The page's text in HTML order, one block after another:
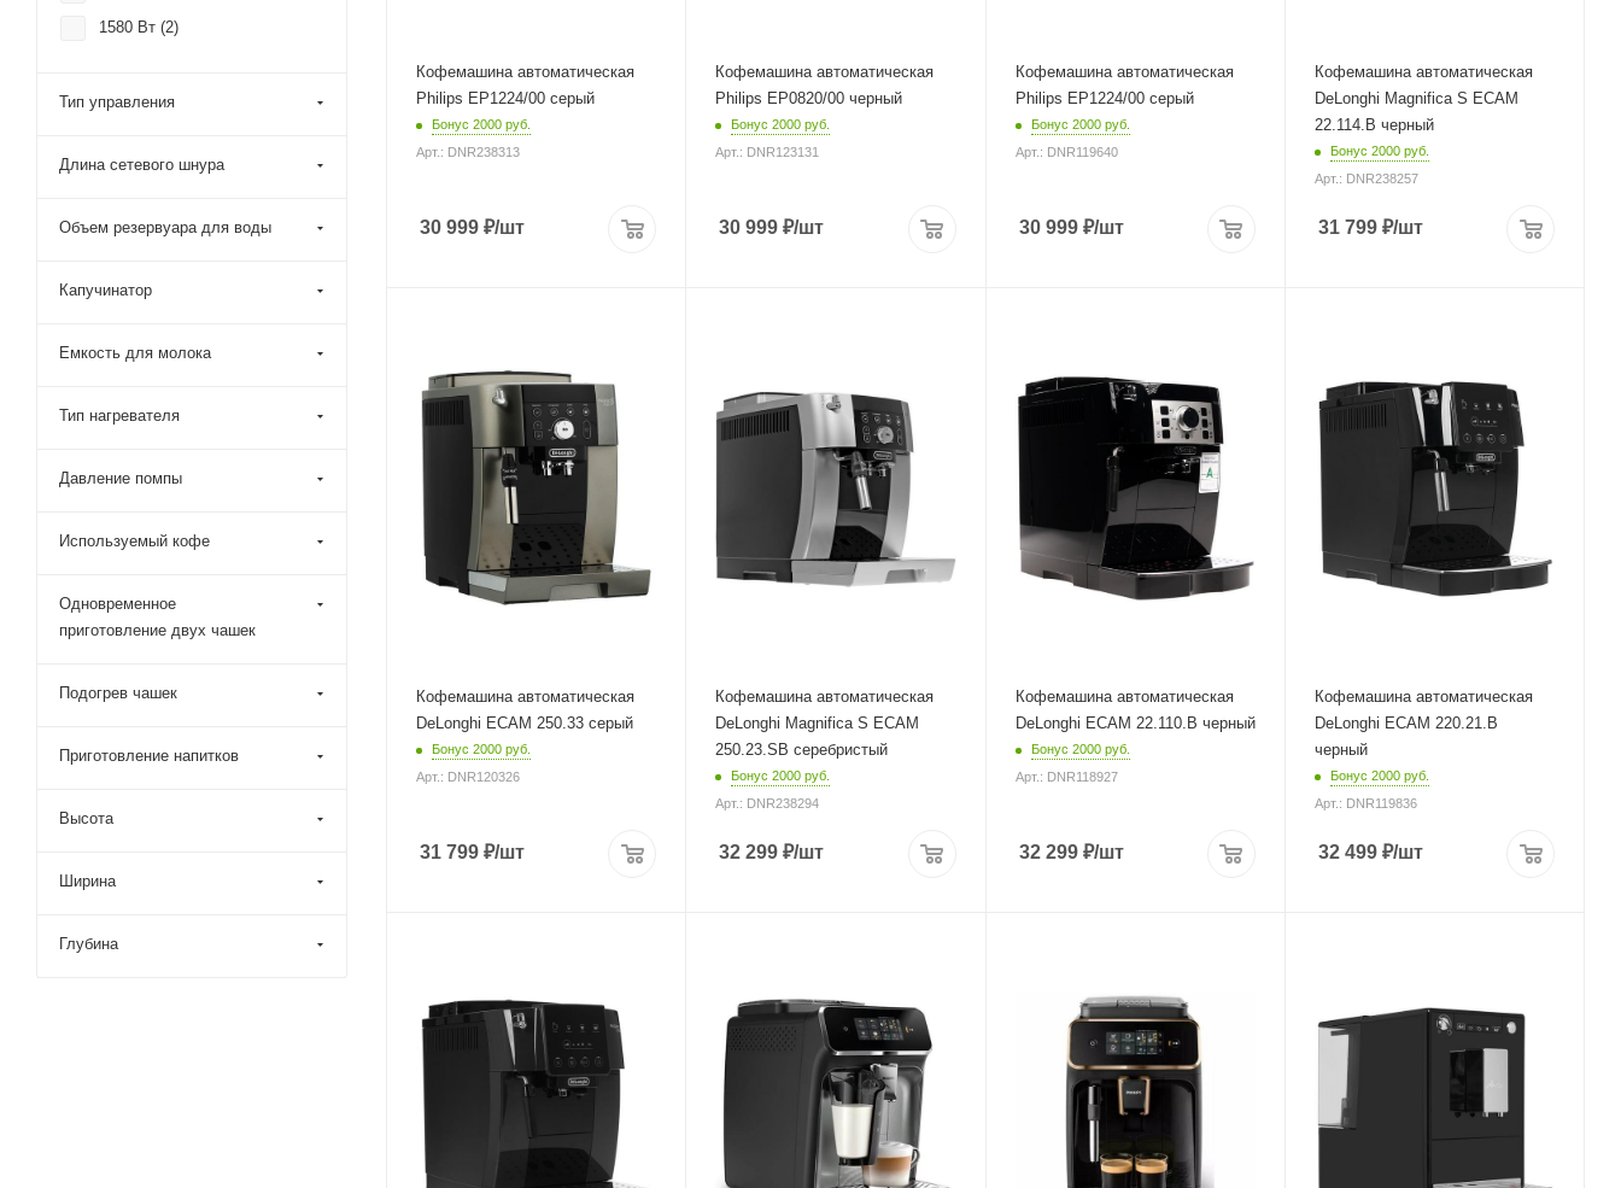
Кофемашина автоматическая
Philips EP1224/00 серый
Бонус 2000 руб.
Арт.: DNR238313
30 999 ₽/шт
Кофемашина автоматическая
Philips EP0820/00 черный
Бонус 2000 руб.
Арт.: DNR123131
30 999 ₽/шт
Кофемашина автоматическая
Philips EP1224/00 серый
Бонус 2000 руб.
Арт.: DNR119640
30 999₽/шт
Кофемашина автоматическая
DeLonghi Magnifica S ECAM
22.114.B черный
Бонус 2000 руб.
Арт.: DNR238257
31 799₽/шт
Питание
от сети
Длина сетевого шнура
Глубина
43 см
Кофемашина автоматическая
DeLonghi ECAM 250.33 серый
Бонус 2000 руб.
Арт.: DNR120326
31 799 ₽/шт
Кофемашина автоматическая
DeLonghi Magnifica S ECAM
250.23.SB серебристый
Бонус 2000 руб.
Арт.: DNR238294
32 299 ₽/шт
Питание
от сети
Длина сетевого шнура
1.15 м
Глубина
43 см
Кофемашина автоматическая
DeLonghi ECAM 22.110.B черный
Бонус 2000 руб.
Арт.: DNR118927
32 299₽/шт
Питание
от сети
Мощность
Длина сетевого шнура
Глубина
44 см
Кофемашина автоматическая
DeLonghi ECAM 220.21.B
черный
Бонус 2000 руб.
Арт.: DNR119836
32 499₽/шт
Питание
от сети
Длина сетевого шнура
1.75 м
Глубина
Питание
от сети
Мощность
1500 Вт
Длина сетевого шнура
Глубина
от сети
Мощность
1500 Вт
Длина сетевого шнура
от сети
1580 Вт (2)
Тип управления
Длина сетевого шнура
Объем резервуара для воды
Капучинатор
Емкость для молока
Тип нагревателя
Давление помпы
Используемый кофе
Одновременное
приготовление двух чашек
Подогрев чашек
Приготовление напитков
Высота
Ширина
Глубина